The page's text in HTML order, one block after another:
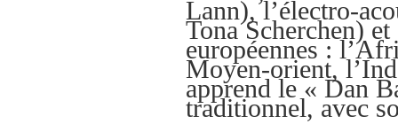
Lann), l’électro-
Tona Scherchen)
européennes :
Moyen-orient,
apprend le « Dan
traditionnel, avec